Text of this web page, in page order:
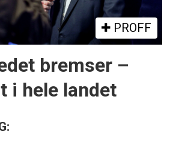
PROFF
bremser –
i hele landet